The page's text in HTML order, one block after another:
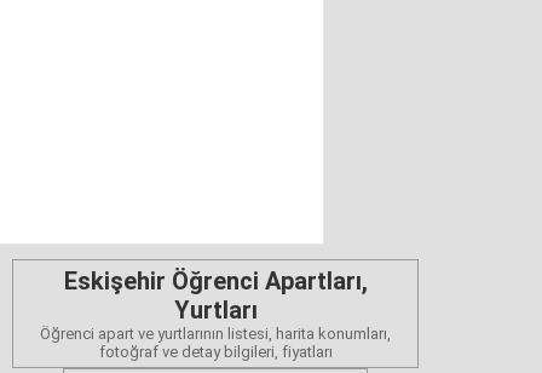
Eskişehir Öğrenci Apartları,
Yurtları
Öğrenci apart ve yurtlarının listesi, harita konumları,
fotoğraf ve detay bilgileri, fiyatları